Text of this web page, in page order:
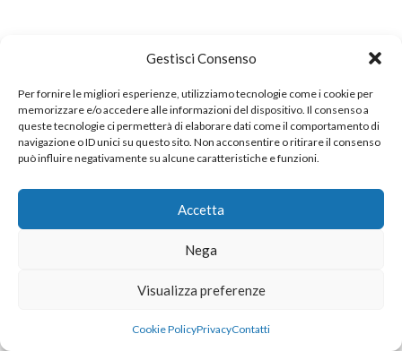
Gestisci Consenso
Per fornire le migliori esperienze, utilizziamo tecnologie come i cookie per
memorizzare e/o accedere alle informazioni del dispositivo. Il consenso a
queste tecnologie ci permetterà di elaborare dati come il comportamento di
navigazione o ID unici su questo sito. Non acconsentire o ritirare il consenso
può influire negativamente su alcune caratteristiche e funzioni.
Accetta
Nega
Visualizza preferenze
Cookie PolicyPrivacyContatti